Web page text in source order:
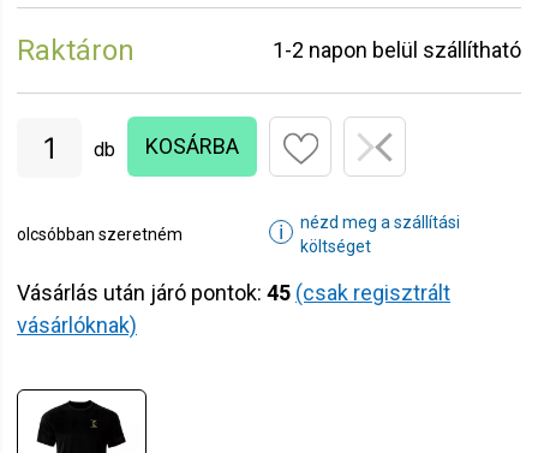
Raktáron 1-2 napon belül szállítható
db KOSÁRBA
olcsóbban szeretném ℹ
nézd meg a szállítási
költséget
Vásárlás után járó pontok: 45 (csak regisztrált
vásárlóknak)